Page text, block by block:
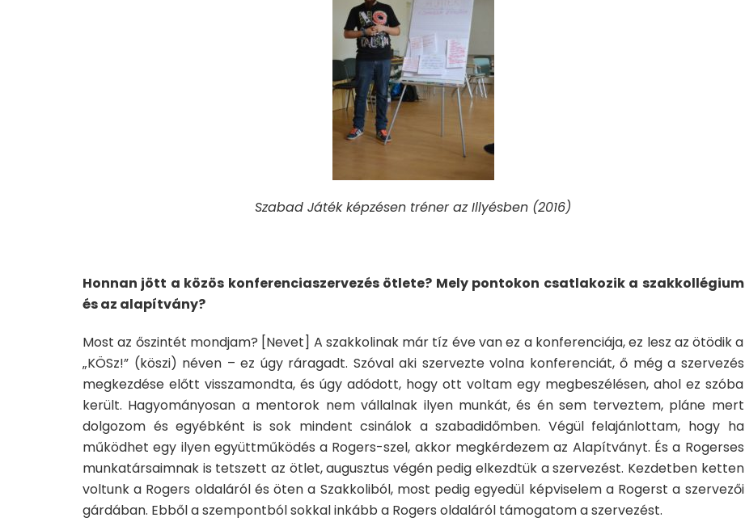
Szabad Játék képzésen tréner az Illyésben (2016)
Honnan jött a közös konferenciaszervezés ötlete? Mely pontokon csatlakozik a szakkollégium
és az alapítvány?
Most az őszintét mondjam? [Nevet] A szakkolinak már tíz éve van ez a konferenciája, ez lesz az ötödik a
„KÖSz!” (köszi) néven – ez úgy ráragadt. Szóval aki szervezte volna konferenciát, ő még a szervezés
megkezdése előtt visszamondta, és úgy adódott, hogy ott voltam egy megbeszélésen, ahol ez szóba
került. Hagyományosan a mentorok nem vállalnak ilyen munkát, és én sem terveztem, pláne mert
dolgozom és egyébként is sok mindent csinálok a szabadidőmben. Végül felajánlottam, hogy ha
működhet egy ilyen együttműködés a Rogers-szel, akkor megkérdezem az Alapítványt. És a Rogerses
munkatársaimnak is tetszett az ötlet, augusztus végén pedig elkezdtük a szervezést. Kezdetben ketten
voltunk a Rogers oldaláról és öten a Szakkoliból, most pedig egyedül képviselem a Rogerst a szervezői
gárdában. Ebből a szempontból sokkal inkább a Rogers oldaláról támogatom a szervezést.